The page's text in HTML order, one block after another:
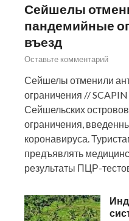
Сейшелы
пандемийные
въезд
Оставьте комментарий
Сейшелы отменили
ограничения //
Сейшельских
ограничения,
коронавируса.
предъявлять
результаты ПЦР-